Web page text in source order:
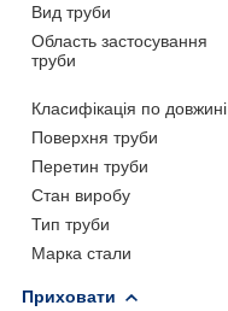
Вид труби
Область застосування
труби
Класифікація по довжині
Поверхня труби
Перетин труби
Стан виробу
Тип труби
Марка стали
Приховати